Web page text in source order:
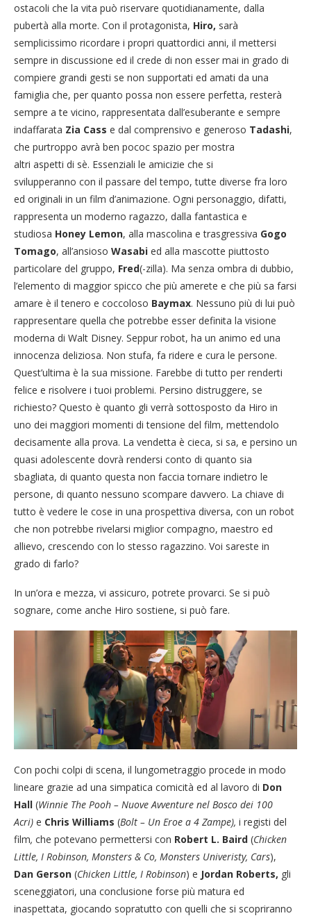
ostacoli che la vita può riservare quotidianamente, dalla
pubertà alla morte. Con il protagonista, Hiro, sarà
semplicissimo ricordare i propri quattordici anni, il mettersi
sempre in discussione ed il crede di non esser mai in grado di
compiere grandi gesti se non supportati ed amati da una
famiglia che, per quanto possa non essere perfetta, resterà
sempre a te vicino, rappresentata dall’esuberante e sempre
indaffarata Zia Cass e dal comprensivo e generoso Tadashi,
che purtroppo avrà ben pococ spazio per mostra
altri aspetti di sè. Essenziali le amicizie che si
svilupperanno con il passare del tempo, tutte diverse fra loro
ed originali in un film d’animazione. Ogni personaggio, difatti,
rappresenta un moderno ragazzo, dalla fantastica e
studiosa Honey Lemon, alla mascolina e trasgressiva Gogo
Tomago, all’ansioso Wasabi ed alla mascotte piuttosto
particolare del gruppo, Fred(-zilla). Ma senza ombra di dubbio,
l’elemento di maggior spicco che più amerete e che più sa farsi
amare è il tenero e coccoloso Baymax. Nessuno più di lui può
rappresentare quella che potrebbe esser definita la visione
moderna di Walt Disney. Seppur robot, ha un animo ed una
innocenza deliziosa. Non stufa, fa ridere e cura le persone.
Quest’ultima è la sua missione. Farebbe di tutto per renderti
felice e risolvere i tuoi problemi. Persino distruggere, se
richiesto? Questo è quanto gli verrà sottosposto da Hiro in
uno dei maggiori momenti di tensione del film, mettendolo
decisamente alla prova. La vendetta è cieca, si sa, e persino un
quasi adolescente dovrà rendersi conto di quanto sia
sbagliata, di quanto questa non faccia tornare indietro le
persone, di quanto nessuno scompare davvero. La chiave di
tutto è vedere le cose in una prospettiva diversa, con un robot
che non potrebbe rivelarsi miglior compagno, maestro ed
allievo, crescendo con lo stesso ragazzino. Voi sareste in
grado di farlo?
In un’ora e mezza, vi assicuro, potrete provarci. Se si può
sognare, come anche Hiro sostiene, si può fare.
Con pochi colpi di scena, il lungometraggio procede in modo
lineare grazie ad una simpatica comicità ed al lavoro di Don
Hall (Winnie The Pooh – Nuove Avventure nel Bosco dei 100
Acri) e Chris Williams (Bolt – Un Eroe a 4 Zampe), i registi del
film, che potevano permettersi con Robert L. Baird (Chicken
Little, I Robinson, Monsters & Co, Monsters Univeristy, Cars),
Dan Gerson (Chicken Little, I Robinson) e Jordan Roberts, gli
sceneggiatori, una conclusione forse più matura ed
inaspettata, giocando sopratutto con quelli che si scopriranno